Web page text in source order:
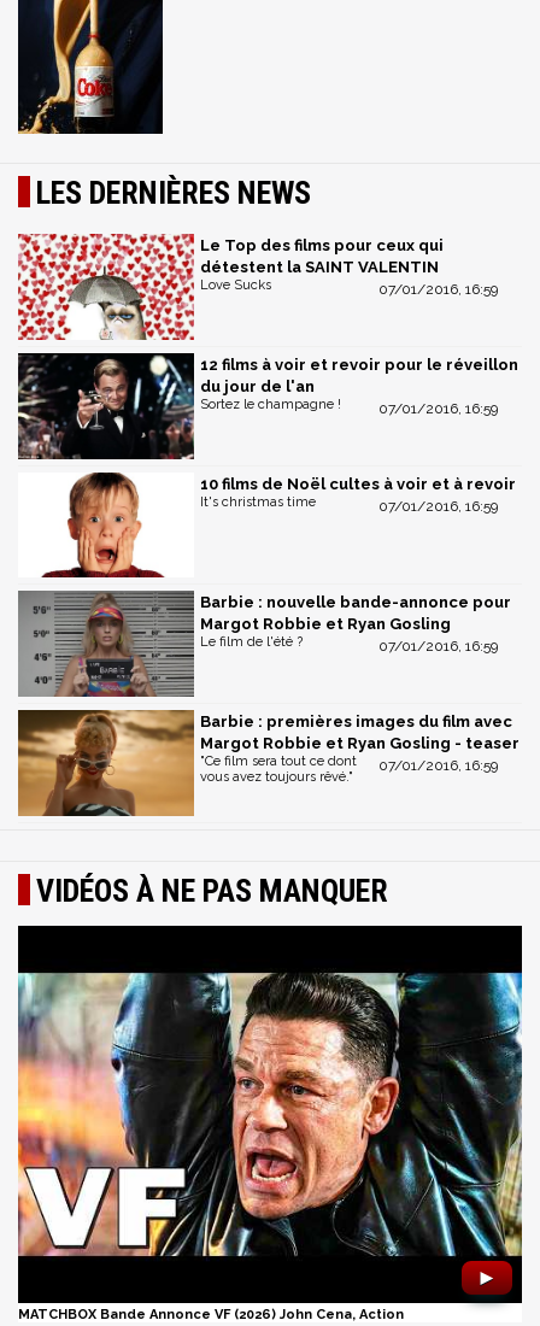
LES DERNIÈRES NEWS
Le Top des films pour ceux qui
détestent la SAINT VALENTIN
07/01/2016, 16:59
Love Sucks
12 films à voir et revoir pour le réveillon
du jour de l'an
07/01/2016, 16:59
Sortez le champagne !
10 films de Noël cultes à voir et à revoir
07/01/2016, 16:59
It's christmas time
Barbie : nouvelle bande-annonce pour
Margot Robbie et Ryan Gosling
07/01/2016, 16:59
Le film de l'été ?
Barbie : premières images du film avec
Margot Robbie et Ryan Gosling - teaser
07/01/2016, 16:59
"Ce film sera tout ce dont
vous avez toujours rêvé."
VIDÉOS À NE PAS MANQUER
►
MATCHBOX Bande Annonce VF (2026) John Cena, Action